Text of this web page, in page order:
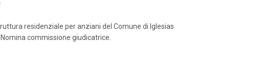
residenziale per anziani del Comune di Iglesias
commissione giudicatrice.